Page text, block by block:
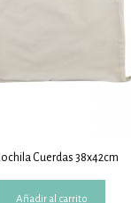
Cuerdas 38x42cm
Añadir al carrito